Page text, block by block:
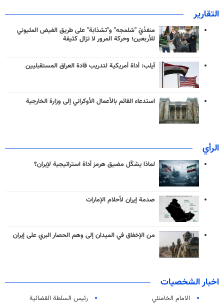
التقارير
منفذَيّ "شلمجه" و"تشذابة" على طريق الفيض المليوني
للأربعين؛ وحركة المرور لا تزال كثيفة
آيلب: أداة أمريكية لتدريب قادة العراق المستقبليين
استدعاء القائم بالأعمال الأوكراني إلى وزارة الخارجية
الرأي
لماذا يشكّل مضيق هرمز أداة استراتيجية لإيران؟
صدمة إيران لأحلام الإمارات
من الإخفاق في الميدان إلى وهم الحصار البري على إيران
اخبار الشخصيات
الامام الخامنئي
رئیس السلطة القضائیة